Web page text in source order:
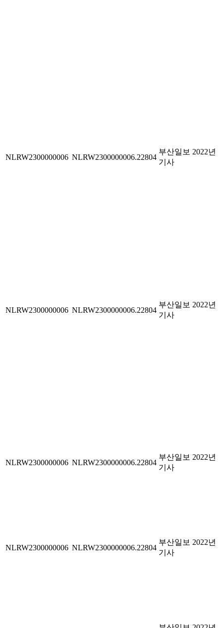
NLRW2300000006 NLRW2300000006.22804
부산일보 2022년
기사
NLRW2300000006 NLRW2300000006.22804
부산일보 2022년
기사
NLRW2300000006 NLRW2300000006.22804
부산일보 2022년
기사
NLRW2300000006 NLRW2300000006.22804
부산일보 2022년
기사